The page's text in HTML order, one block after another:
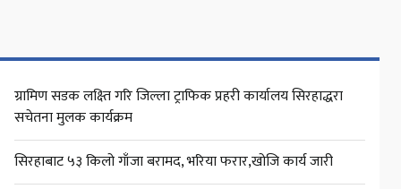
ग्रामिण सडक लक्ष्ति गरि जिल्ला ट्राफिक प्रहरी कार्यालय सिरहाद्धरा
सचेतना मुलक कार्यक्रम
सिरहाबाट ५३ किलो गाँजा बरामद, भरिया फरार,खोजि कार्य जारी